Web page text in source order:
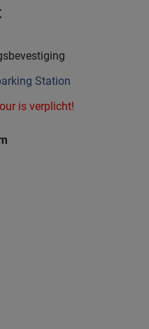
Station
is verplicht!